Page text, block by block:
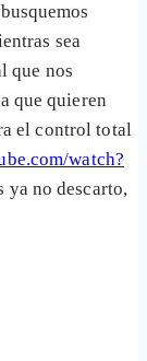
sea
que nos
que quieren
el control total
watch?
ya no descarto,